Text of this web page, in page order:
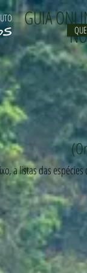
GUIA
a listas das